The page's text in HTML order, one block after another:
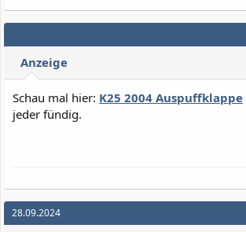
Anzeige
Schau mal hier: K25 2004 Auspuffklappe
jeder fündig.
28.09.2024